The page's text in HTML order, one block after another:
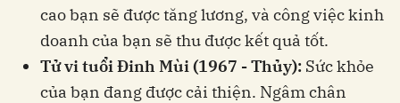
cao bạn sẽ được tăng lương, và công việc kinh
doanh của bạn sẽ thu được kết quả tốt.
Tử vi tuổi Đinh Mùi (1967 - Thủy): Sức khỏe
của bạn đang được cải thiện. Ngâm chân